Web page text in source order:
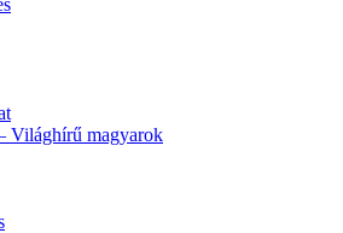
Világhírű magyarok